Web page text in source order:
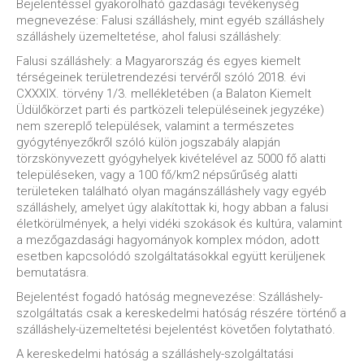
Bejelentéssel gyakorolható gazdasági tevékenység
megnevezése: Falusi szálláshely, mint egyéb szálláshely
szálláshely üzemeltetése, ahol falusi szálláshely:
Falusi szálláshely: a Magyarország és egyes kiemelt
térségeinek területrendezési tervéről szóló 2018. évi
CXXXIX. törvény 1/3. mellékletében (a Balaton Kiemelt
Üdülőkörzet parti és partközeli településeinek jegyzéke)
nem szereplő települések, valamint a természetes
gyógytényezőkről szóló külön jogszabály alapján
törzskönyvezett gyógyhelyek kivételével az 5000 fő alatti
településeken, vagy a 100 fő/km2 népsűrűség alatti
területeken található olyan magánszálláshely vagy egyéb
szálláshely, amelyet úgy alakítottak ki, hogy abban a falusi
életkörülmények, a helyi vidéki szokások és kultúra, valamint
a mezőgazdasági hagyományok komplex módon, adott
esetben kapcsolódó szolgáltatásokkal együtt kerüljenek
bemutatásra.
Bejelentést fogadó hatóság megnevezése: Szálláshely-
szolgáltatás csak a kereskedelmi hatóság részére történő a
szálláshely-üzemeltetési bejelentést követően folytatható.
A kereskedelmi hatóság a szálláshely-szolgáltatási